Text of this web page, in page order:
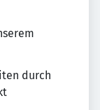
durch